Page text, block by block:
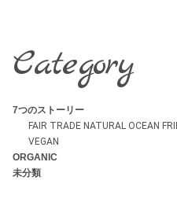
Category
7つのストーリー
FAIR TRADE NATURAL OCEAN
VEGAN
ORGANIC
未分類